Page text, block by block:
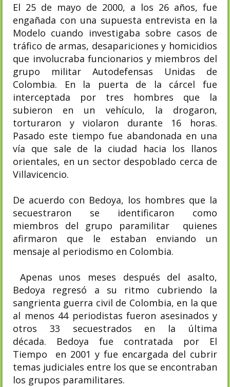
El 25 de mayo de 2000, a los 26 años, fue
engañada con una supuesta entrevista en la
Modelo cuando investigaba sobre casos de
tráfico de armas, desapariciones y homicidios
que involucraba funcionarios y miembros del
grupo militar Autodefensas Unidas de
Colombia. En la puerta de la cárcel fue
interceptada por tres hombres que la
subieron en un vehículo, la drogaron,
torturaron y violaron durante 16 horas.
Pasado este tiempo fue abandonada en una
vía que sale de la ciudad hacia los llanos
orientales, en un sector despoblado cerca de
Villavicencio.
De acuerdo con Bedoya, los hombres que la
secuestraron se identificaron como
miembros del grupo paramilitar quienes
afirmaron que le estaban enviando un
mensaje al periodismo en Colombia.​
Apenas unos meses después del asalto,
Bedoya regresó a su ritmo cubriendo la
sangrienta guerra civil de Colombia, en la que
al menos 44 periodistas fueron asesinados y
otros 33 secuestrados en la última
década. Bedoya fue contratada por El
Tiempo en 2001 y fue encargada del cubrir
temas judiciales entre los que se encontraban
los grupos paramilitares.